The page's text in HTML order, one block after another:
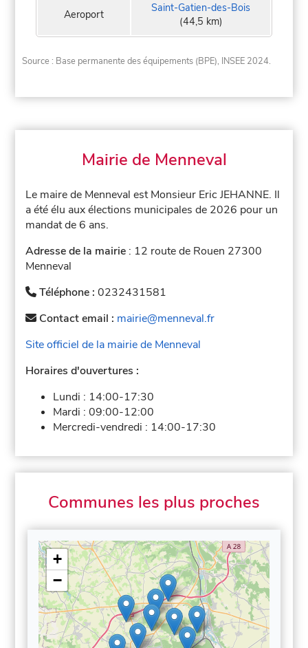
Aeroport
Saint-Gatien-des-Bois
(44,5 km)
Source : Base permanente des équipements (BPE), INSEE 2024.
Mairie de Menneval
Le maire de Menneval est Monsieur Eric JEHANNE. Il
a été élu aux élections municipales de 2026 pour un
mandat de 6 ans.
Adresse de la mairie : 12 route de Rouen 27300
Menneval
Téléphone :0232431581
Contact email : mairie@menneval.fr
Site officiel de la mairie de Menneval
Horaires d'ouvertures :
Lundi : 14:00-17:30
Mardi :09:00-12:00
Mercredi-vendredi : 14:00-17:30
Communes les plus proches
+
−